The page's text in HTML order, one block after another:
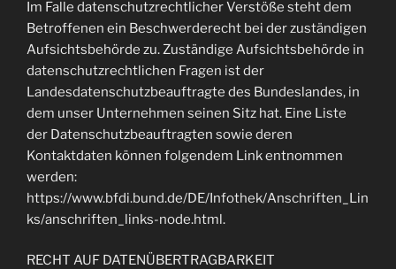
Im Falle datenschutzrechtlicher Verstöße steht dem
Betroffenen ein Beschwerderecht bei der zuständigen
Aufsichtsbehörde zu. Zuständige Aufsichtsbehörde in
datenschutzrechtlichen Fragen ist der
Landesdatenschutzbeauftragte des Bundeslandes, in
dem unser Unternehmen seinen Sitz hat. Eine Liste
der Datenschutzbeauftragten sowie deren
Kontaktdaten können folgendem Link entnommen
werden:
https://www.bfdi.bund.de/DE/Infothek/Anschriften_Lin
ks/anschriften_links-node.html.
RECHT AUF DATENÜBERTRAGBARKEIT